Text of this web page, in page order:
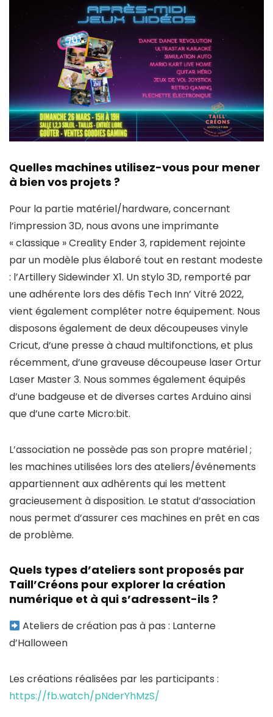
Quelles machines utilisez-vous pour mener
à bien vos projets ?
Pour la partie matériel/hardware, concernant
l’impression 3D, nous avons une imprimante
« classique » Creality Ender 3, rapidement rejointe
par un modèle plus élaboré tout en restant modeste
: l’Artillery Sidewinder X1. Un stylo 3D, remporté par
une adhérente lors des défis Tech Inn’ Vitré 2022,
vient également compléter notre équipement. Nous
disposons également de deux découpeuses vinyle
Cricut, d’une presse à chaud multifonctions, et plus
récemment, d’une graveuse découpeuse laser Ortur
Laser Master 3. Nous sommes également équipés
d’une badgeuse et de diverses cartes Arduino ainsi
que d’une carte Micro:bit.
L’association ne possède pas son propre matériel ;
les machines utilisées lors des ateliers/événements
appartiennent aux adhérents qui les mettent
gracieusement à disposition. Le statut d’association
nous permet d’assurer ces machines en prêt en cas
de problème.
Quels types d’ateliers sont proposés par
Taill’Créons pour explorer la création
numérique et à qui s’adressent-ils ?
Ateliers de création pas à pas : Lanterne
d’Halloween
Les créations réalisées par les participants :
https://fb.watch/pNderYhMzS/